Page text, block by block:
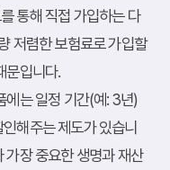
통해 직접 가입하는 다
저렴한 보험료로 가입할
문입니다.
에는 일정 기간(예: 3년)
해주는 제도가 있습니
가장 중요한 생명과 재산